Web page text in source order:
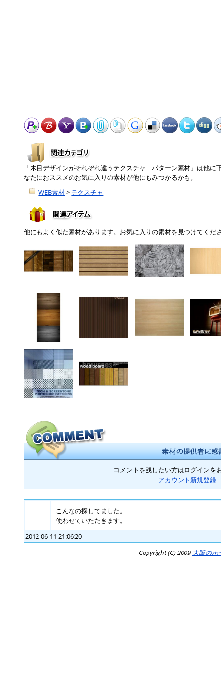
「木目デザインがそれぞれ違うテクスチャ、パターン素材」は他
なたにおススメのお気に入りの素材が他にもみつかるかも。
WEB素材> テクスチャ
他にもよく似た素材があります。お気に入りの素材を見つけてくだ
コメントを残したい方はログインを
アカウント新規登録
こんなの探してました。
使わせていただきます。
2012-06-11 21:06:20
Copyright (C) 2009 大阪のホ